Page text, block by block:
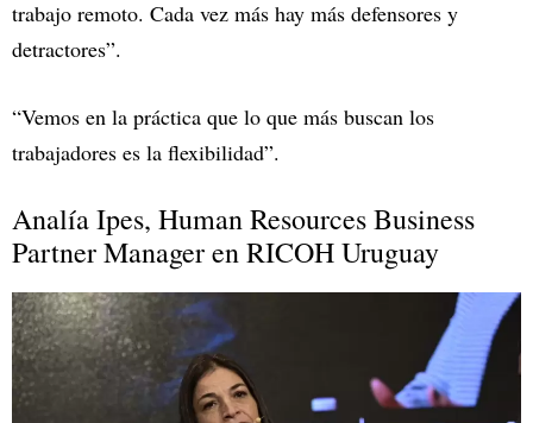
trabajo remoto. Cada vez más hay más defensores y
detractores”.
“Vemos en la práctica que lo que más buscan los
trabajadores es la flexibilidad”.
Analía Ipes, Human Resources Business
Partner Manager en RICOH Uruguay